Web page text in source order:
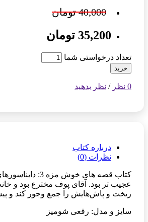
40,000 تومان
35,200 تومان
تعداد درخواستی شما
خرید
0 نظر / نظر بدهید
درباره کتاب
نظرات (0)
کتاب قصه
عجیب تر بود. آقای پوف مخترع بود و
ریخت و پاش‌هایش را جمع وجور کند و
سایز و مدل: رقعی شومیز